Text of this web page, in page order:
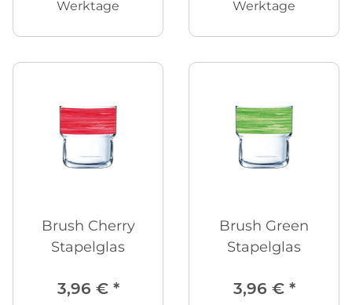
Werktage
Werktage
Brush Cherry
Stapelglas
3,96 € *
Brush Green
Stapelglas
3,96 € *